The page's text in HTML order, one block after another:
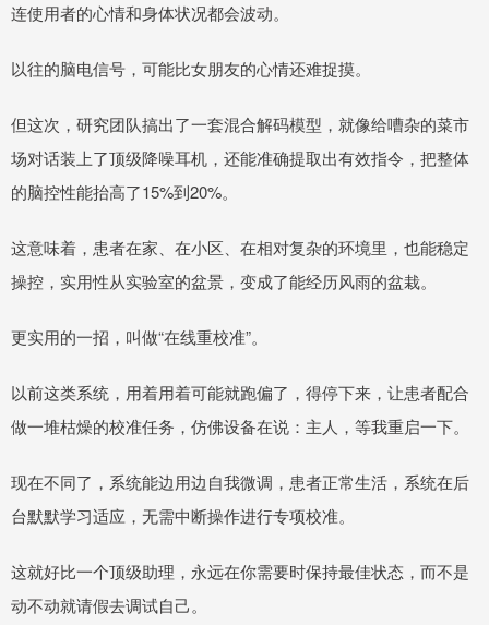
连使用者的心情和身体状况都会波动。
以往的脑电信号，可能比女朋友的心情还难捉摸。
但这次，研究团队搞出了一套混合解码模型，就像给嘈杂的菜市
场对话装上了顶级降噪耳机，还能准确提取出有效指令，把整体
的脑控性能抬高了15%到20%。
这意味着，患者在家、在小区、在相对复杂的环境里，也能稳定
操控，实用性从实验室的盆景，变成了能经历风雨的盆栽。
更实用的一招，叫做“在线重校准”。
以前这类系统，用着用着可能就跑偏了，得停下来，让患者配合
做一堆枯燥的校准任务，仿佛设备在说：主人，等我重启一下。
现在不同了，系统能边用边自我微调，患者正常生活，系统在后
台默默学习适应，无需中断操作进行专项校准。
这就好比一个顶级助理，永远在你需要时保持最佳状态，而不是
动不动就请假去调试自己。